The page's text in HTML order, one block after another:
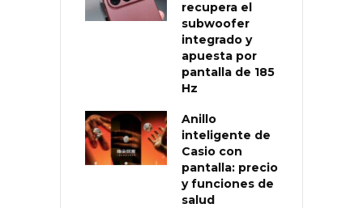
recupera el
subwoofer
integrado y
apuesta por
pantalla de 185
Hz
Anillo
inteligente de
Casio con
pantalla: precio
y funciones de
salud